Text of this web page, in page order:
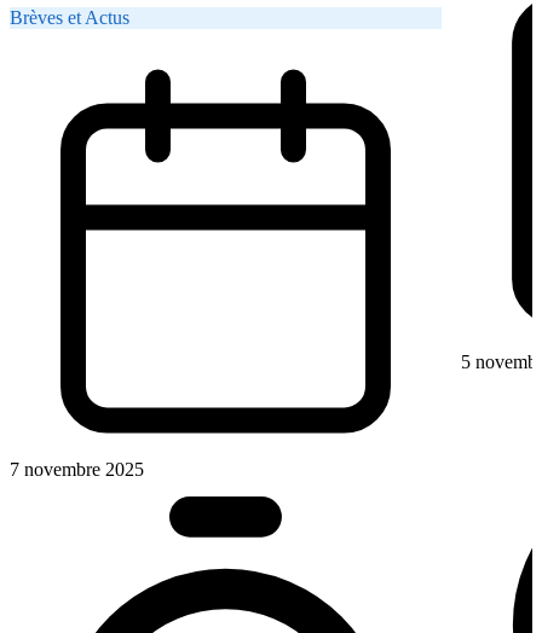
Brèves et Actus
7 novembre 2025
5